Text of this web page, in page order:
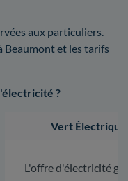
aux particuliers.
Beaumont et les tarifs
?
Vert Électrique
L'offre d'électricité